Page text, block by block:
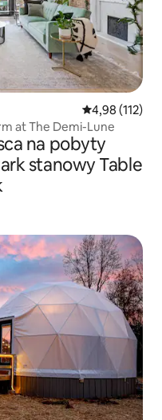
Średnia
4,98 (112)
at The Demi-Lune
na pobyty
stanowy Table